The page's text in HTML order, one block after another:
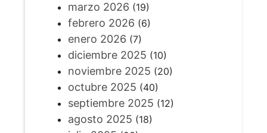
marzo 2026 (19)
febrero 2026 (6)
enero 2026 (7)
diciembre 2025 (10)
noviembre 2025 (20)
octubre 2025 (40)
septiembre 2025 (12)
agosto 2025 (18)